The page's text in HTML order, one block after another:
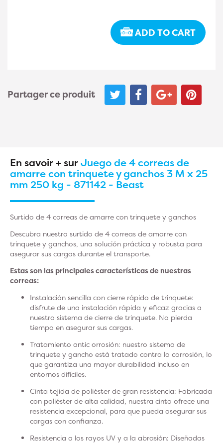
ADD TO CART
Partager ce produit
En savoir + surJuego de 4 correas de
amarre con trinquete y ganchos 3 M x 25
mm 250 kg - 871142 - Beast
Surtido de 4 correas de amarre con trinquete y ganchos
Descubra nuestro surtido de 4 correas de amarre con
trinquete y ganchos, una solución práctica y robusta para
asegurar sus cargas durante el transporte.
Estas son las principales características de nuestras
correas:
Instalación sencilla con cierre rápido de trinquete:
disfrute de una instalación rápida y eficaz gracias a
nuestro sistema de cierre de trinquete. No pierda
tiempo en asegurar sus cargas.
Tratamiento antic orrosión: nuestro sistema de
trinquete y gancho está tratado contra la corrosión, lo
que garantiza una mayor durabilidad incluso en
entornos difíciles.
Cinta tejida de poliéster de gran resistencia: Fabricada
con poliéster de alta calidad, nuestra cinta ofrece una
resistencia excepcional, para que pueda asegurar sus
cargas con confianza.
Resistencia a los rayos UV y a la abrasión: Diseñadas